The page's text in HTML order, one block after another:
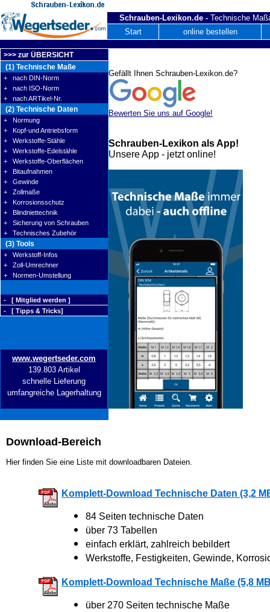
Schrauben-Lexikon.de - Technische
Start
online bestellen
>>> zur ÜBERSICHT
(1) Technische Maße
+ nach DIN-Norm
+ nach ISO-Norm
+ nach ARTikel-Nr.
(2) Technische Daten
+ Normung
+ Kopf-und Antriebsform
+ Werkstoffe-Stähle
+ Werkstoffe-Edelstähle
+ Werkstoffe-Oberflächen
+ Bitaufnahmen
+ Gewinde
+ Zollmaße
+ Korrosionsschutz
+ Blindniettechnik
+ Sicherung von Schrauben
+ Technisches Zubehör
(3) Tools
+ Werkstoff-Infos
+ Zoll-Umrechner
+ Normen-Umstellung
- [ Mitglied werden ]
- [ Tipps & Tricks]
www.wegertseder.com
139.803 Artikel
schnelle Lieferung
umfangreiche Lagerhaltung
Download-Bereich
Hier finden Sie eine Liste mit downloadbaren Dateien.
Komplett-Download Technische Daten (3,2
84 Seiten technische Daten
über 73 Tabellen
einfach erklärt, zahlreich bebildert
Werkstoffe, Festigkeiten, Gewinde,
Komplett-Download Technische Maße (5,8
über 270 Seiten technische Maße
Gefällt Ihnen Schrauben-Lexikon.de?
Bewerten Sie uns auf Google!
Schrauben-Lexikon als App!
Unsere App - jetzt online!